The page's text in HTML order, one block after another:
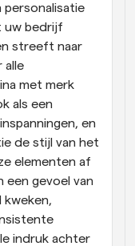
personalisatie
uw bedrijf
streeft naar
alle
met merk
als een
en
de stijl van het
elementen af
een gevoel van
indruk achter